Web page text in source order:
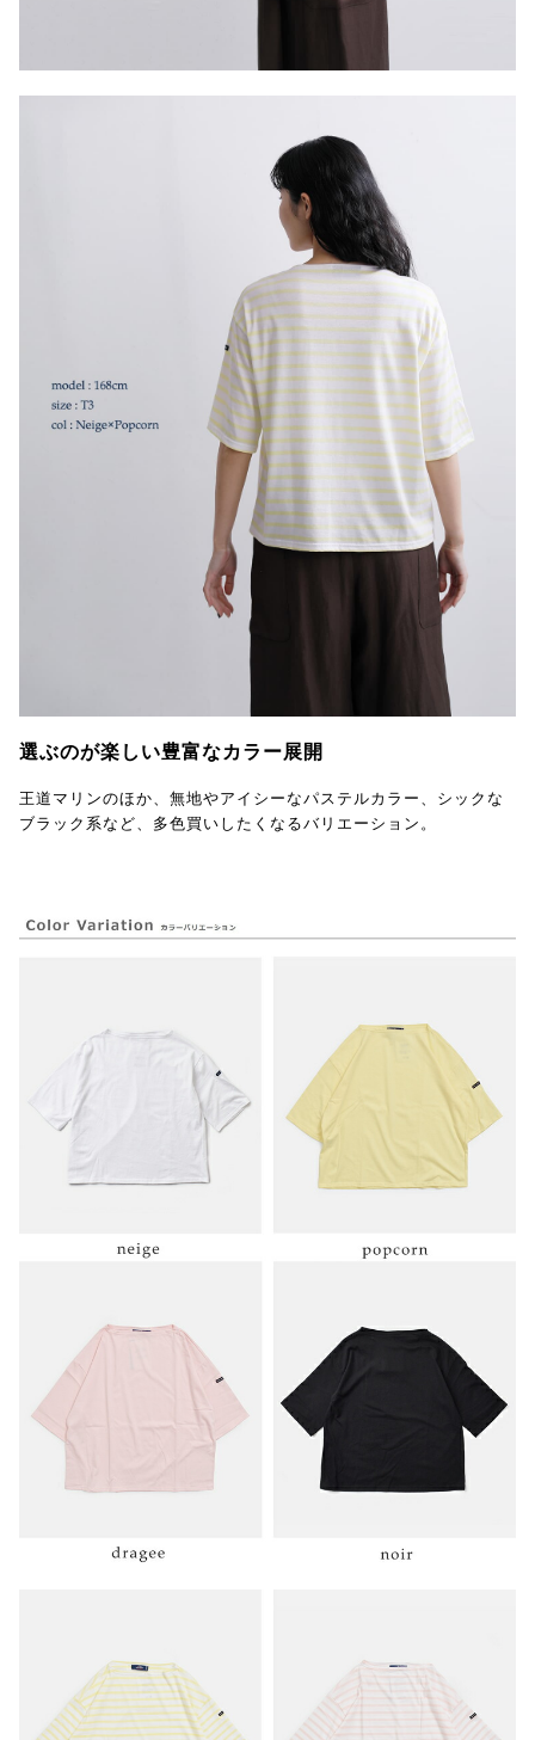
選ぶのが楽しい豊富なカラー展開
王道マリンのほか、無地やアイシーなパステルカラー、シックな
ブラック系など、多色買いしたくなるバリエーション。